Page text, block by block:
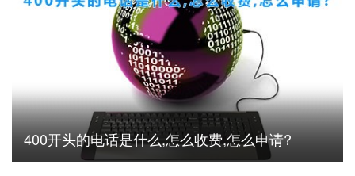
400开头的电话是什么,怎么收费,怎么申请?